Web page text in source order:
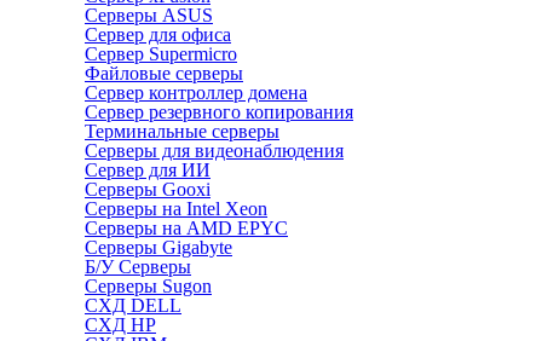
Серверы ASUS
Сервер для офиса
Сервер Supermicro
Файловые серверы
Сервер контроллер домена
Сервер резервного копирования
Терминальные серверы
Серверы для видеонаблюдения
Сервер для ИИ
Серверы Gooxi
Серверы на Intel Xeon
Серверы на AMD EPYC
Серверы Gigabyte
Б/У Серверы
Серверы Sugon
СХД DELL
СХД HP